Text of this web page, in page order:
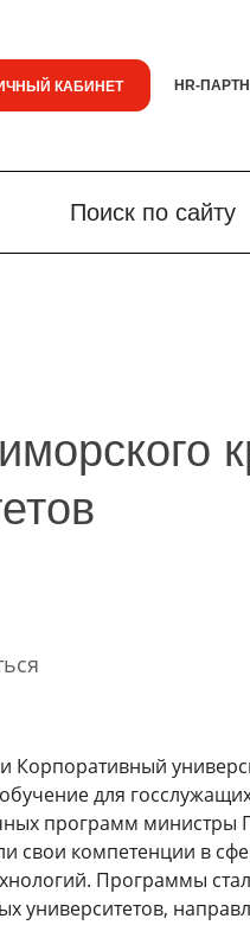
КАБИНЕТ HR-
Президента
Федерации
марта 2026
Поиск по сайту
для
программ министры
свои компетенции в
Программы
университетов,